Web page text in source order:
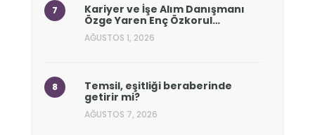
Kariyer ve İşe Alım Danışmanı
Özge Yaren Enç Özkorul…
AĞUSTOS 1, 2026
Temsil, eşitliği beraberinde
getirir mi?
AĞUSTOS 7, 2026